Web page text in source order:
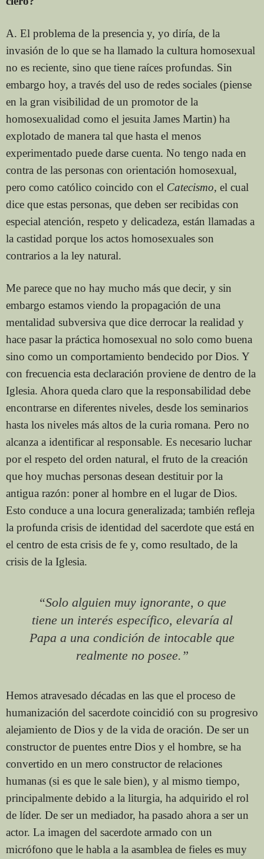
A. El problema de la presencia y, yo diría, de la
invasión de lo que se ha llamado la cultura homosexual
no es reciente, sino que tiene raíces profundas. Sin
embargo hoy, a través del uso de redes sociales (piense
en la gran visibilidad de un promotor de la
homosexualidad como el jesuita James Martin) ha
explotado de manera tal que hasta el menos
experimentado puede darse cuenta. No tengo nada en
contra de las personas con orientación homosexual,
pero como católico coincido con el Catecismo, el cual
dice que estas personas, que deben ser recibidas con
especial atención, respeto y delicadeza, están llamadas a
la castidad porque los actos homosexuales son
contrarios a la ley natural.
Me parece que no hay mucho más que decir, y sin
embargo estamos viendo la propagación de una
mentalidad subversiva que dice derrocar la realidad y
hace pasar la práctica homosexual no solo como buena
sino como un comportamiento bendecido por Dios. Y
con frecuencia esta declaración proviene de dentro de la
Iglesia. Ahora queda claro que la responsabilidad debe
encontrarse en diferentes niveles, desde los seminarios
hasta los niveles más altos de la curia romana. Pero no
alcanza a identificar al responsable. Es necesario luchar
por el respeto del orden natural, el fruto de la creación
que hoy muchas personas desean destituir por la
antigua razón: poner al hombre en el lugar de Dios.
Esto conduce a una locura generalizada; también refleja
la profunda crisis de identidad del sacerdote que está en
el centro de esta crisis de fe y, como resultado, de la
crisis de la Iglesia.
“Solo alguien muy ignorante, o que
tiene un interés específico, elevaría al
Papa a una condición de intocable que
realmente no posee.”
Hemos atravesado décadas en las que el proceso de
humanización del sacerdote coincidió con su progresivo
alejamiento de Dios y de la vida de oración. De ser un
constructor de puentes entre Dios y el hombre, se ha
convertido en un mero constructor de relaciones
humanas (si es que le sale bien), y al mismo tiempo,
principalmente debido a la liturgia, ha adquirido el rol
de líder. De ser un mediador, ha pasado ahora a ser un
actor. La imagen del sacerdote armado con un
micrófono que le habla a la asamblea de fieles es muy